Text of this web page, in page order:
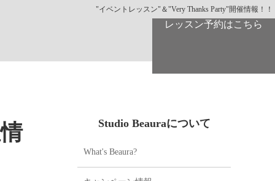
"イベントレッスン"＆"Very Thanks Party"開催情報！！
レッスン予約はこちら
Studio Beauraについて
What's Beaura?